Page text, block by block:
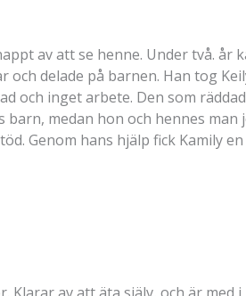
av att se henne. Under två. år
delade på barnen. Han tog
och inget arbete. Den som
medan hon och hennes man
Genom hans hjälp fick Kamily